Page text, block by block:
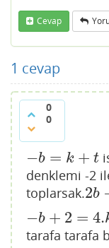
Cevap
1 cevap
0
0
−b = k + t
−b= k+
denklemi -2
toplarsak.2b
2b −
−b + 2 = 4.
−b+ 2= 4. k.t
tarafa tarafa